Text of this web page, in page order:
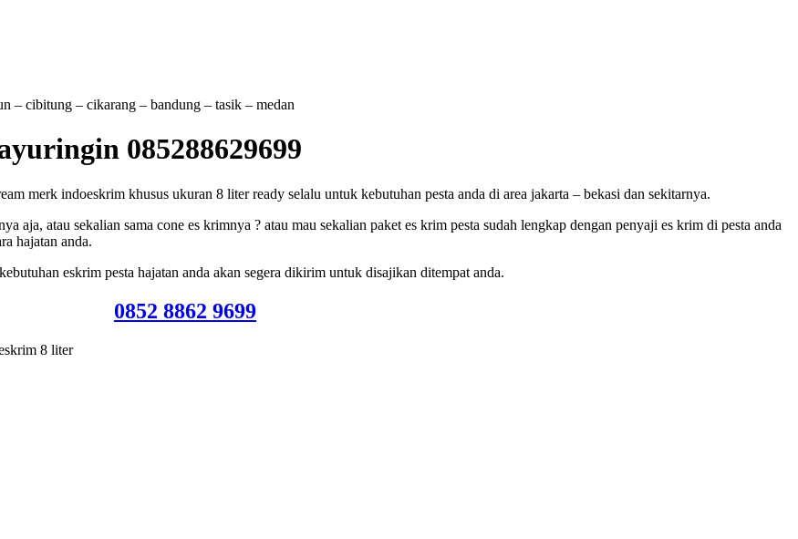
– cibitung – cikarang – bandung – tasik – medan
085288629699
merk indoeskrim khusus ukuran 8 liter ready selalu untuk kebutuhan pesta anda di area jakarta – bekasi dan sekitarnya.
aja, atau sekalian sama cone es krimnya ? atau mau sekalian paket es krim pesta sudah lengkap dengan penyaji es krim di pesta anda
hajatan anda.
eskrim pesta hajatan anda akan segera dikirim untuk disajikan ditempat anda.
0852 8862 9699
8 liter